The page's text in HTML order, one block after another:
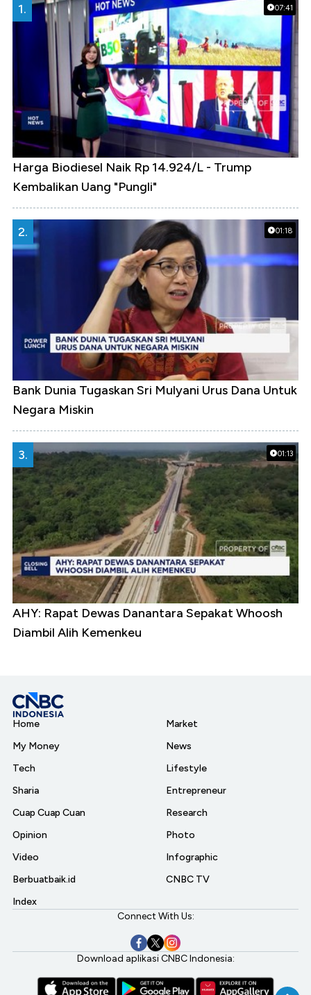
07:41
1.
Harga Biodiesel Naik Rp 14.924/L - Trump
Kembalikan Uang "Pungli"
01:18
2.
Bank Dunia Tugaskan Sri Mulyani Urus Dana Untuk
Negara Miskin
01:13
3.
AHY: Rapat Dewas Danantara Sepakat Whoosh
Diambil Alih Kemenkeu
Home
My Money
Tech
Sharia
Cuap Cuap Cuan
Opinion
Video
Berbuatbaik.id
Index
Market
News
Lifestyle
Entrepreneur
Research
Photo
Infographic
CNBC TV
Connect With Us:
Download aplikasi CNBC Indonesia: